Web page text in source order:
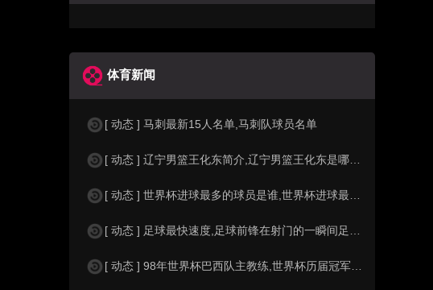
体育新闻
[ 动态 ] 马刺最新15人名单,马刺队球员名单
[ 动态 ] 辽宁男篮王化东简介,辽宁男篮王化东是哪里人？
[ 动态 ] 世界杯进球最多的球员是谁,世界杯进球最多的球员是谁？
[ 动态 ] 足球最快速度,足球前锋在射门的一瞬间足球的速度有多快？？
[ 动态 ] 98年世界杯巴西队主教练,世界杯历届冠军球队教练